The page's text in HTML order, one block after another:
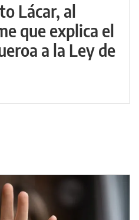
Lácar, al
que explica el
a la Ley de